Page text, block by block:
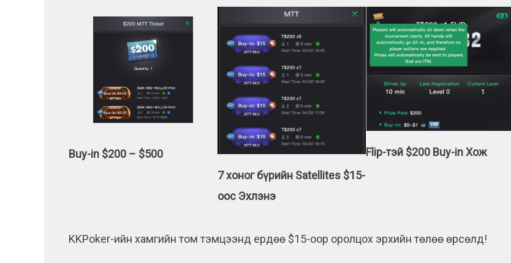
Buy-in $200 – $500
7 хоног бүрийн Satellites $15-
оос Эхлэнэ
Flip-тэй $200 Buy-in Хож
KKPoker-ийн хамгийн том тэмцээнд ердөө $15-оор оролцох эрхийн төлөө өрсөлд!